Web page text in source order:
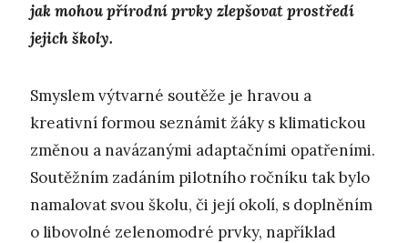
jak mohou přírodní prvky zlepšovat prostředí
jejich školy.
Smyslem výtvarné soutěže je hravou a
kreativní formou seznámit žáky s klimatickou
změnou a navázanými adaptačními opatřeními.
Soutěžním zadáním pilotního ročníku tak bylo
namalovat svou školu, či její okolí, s doplněním
o libovolné zelenomodré prvky, například